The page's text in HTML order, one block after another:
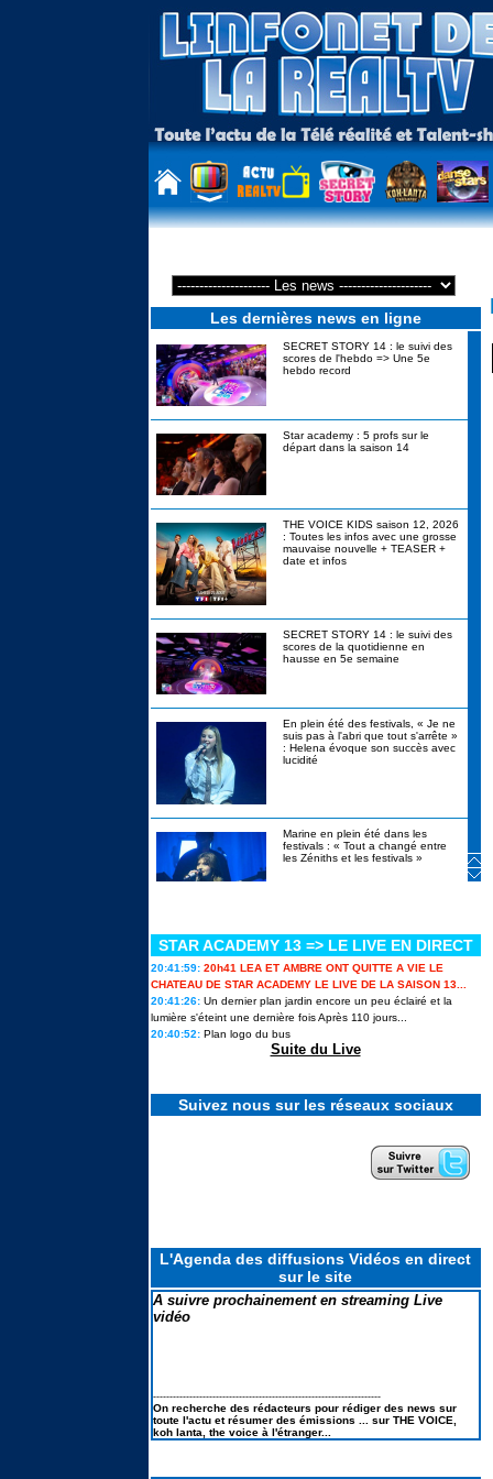
Les dernières news en ligne
SECRET STORY 14 : le suivi des
scores de l'hebdo => Une 5e
hebdo record
Star academy : 5 profs sur le
départ dans la saison 14
THE VOICE KIDS saison 12, 2026
: Toutes les infos avec une grosse
mauvaise nouvelle + TEASER +
date et infos
SECRET STORY 14 : le suivi des
scores de la quotidienne en
hausse en 5e semaine
En plein été des festivals, « Je ne
suis pas à l'abri que tout s'arrête »
: Helena évoque son succès avec
lucidité
Marine en plein été dans les
festivals : « Tout a changé entre
les Zéniths et les festivals »
Canicule, alcool interdit, stylos
bannis : les révélations de
Christophe Beaugrand sur Secret
Story 14 en itw
Star Academy 13 : les candidats
prêts à ouvrir un nouveau chapitre
en solo ils en disent plus sur leurs
« Je me suis préparée à cette
sortie » : Lou raconte les coulisses
de son élimination de Secret story
2026 : « Je me suis dit : tu ne
peux pas passer pour une
perdante. »
Revivez tous les feux d'artifice
géants et concerts du 4 Juillet
2026 pour le 250e anniversaire
STAR ACADEMY 13 => LE LIVE EN DIRECT
20:41:59: 20h41 LEA ET AMBRE ONT QUITTE A VIE LE
CHATEAU DE STAR ACADEMY LE LIVE DE LA SAISON 13...
20:41:26: Un dernier plan jardin encore un peu éclairé et la
lumière s'éteint une dernière fois Après 110 jours...
20:40:52: Plan logo du bus
Suite du Live
Suivez nous sur les réseaux sociaux
L'Agenda des diffusions Vidéos en direct
sur le site
A suivre prochainement en streaming Live
vidéo
---------------------------------------------------------------------
On recherche des rédacteurs pour rédiger des news sur
toute l'actu et résumer des émissions ... sur THE VOICE,
koh lanta, the voice à l'étranger...